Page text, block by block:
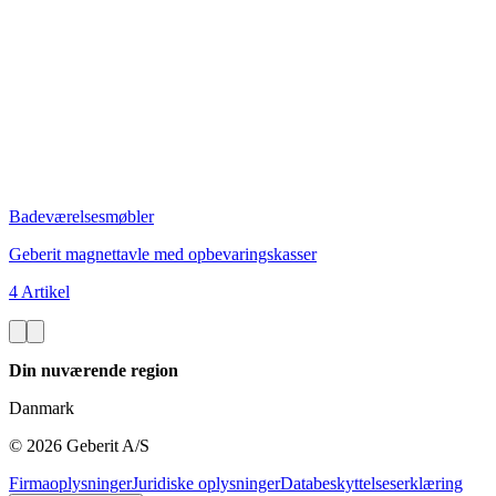
Badeværelsesmøbler
Geberit magnettavle med opbevaringskasser
4 Artikel
Din nuværende region
Danmark
© 2026 Geberit A/S
FirmaoplysningerJuridiske oplysningerDatabeskyttelseserklæring